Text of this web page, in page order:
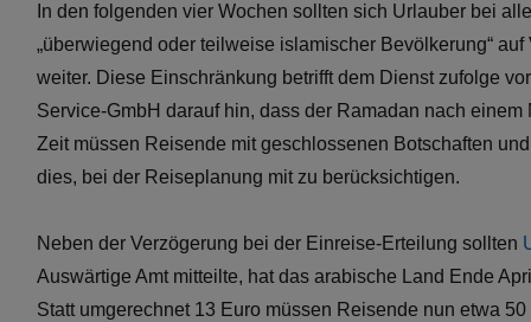
In den folgenden vier Wochen sollten sich Urlauber bei
„überwiegend oder teilweise islamischer Bevölkerung“
weiter. Diese Einschränkung betrifft dem Dienst zufolge
Service-GmbH darauf hin, dass der Ramadan nach
Zeit müssen Reisende mit geschlossenen Botschaften
dies, bei der Reiseplanung mit zu berücksichtigen.
Neben der Verzögerung bei der Einreise-Erteilung sollten
Auswärtige Amt mitteilte, hat das arabische Land Ende
Statt umgerechnet 13 Euro müssen Reisende nun etwa